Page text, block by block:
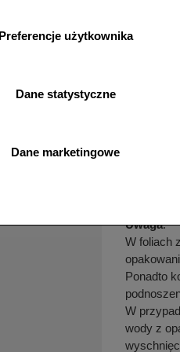
Preferencje użytkownika
Dane statystyczne
Dane marketingowe
Tablice
Małe
W
by
lub
Folia, w
żadnym
stretch
Uwaga:
W foliach
Ponadto
W
wody z